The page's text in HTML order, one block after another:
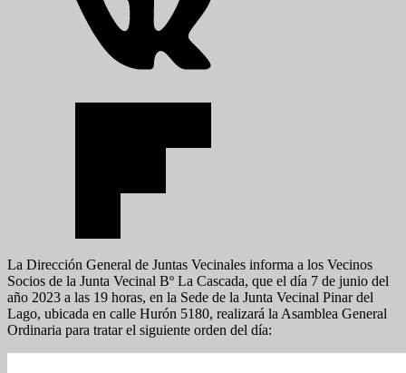
La Dirección General de Juntas Vecinales informa a los Vecinos
Socios de la Junta Vecinal Bº La Cascada, que el día 7 de junio del
año 2023 a las 19 horas, en la Sede de la Junta Vecinal Pinar del
Lago, ubicada en calle Hurón 5180, realizará la Asamblea General
Ordinaria para tratar el siguiente orden del día: